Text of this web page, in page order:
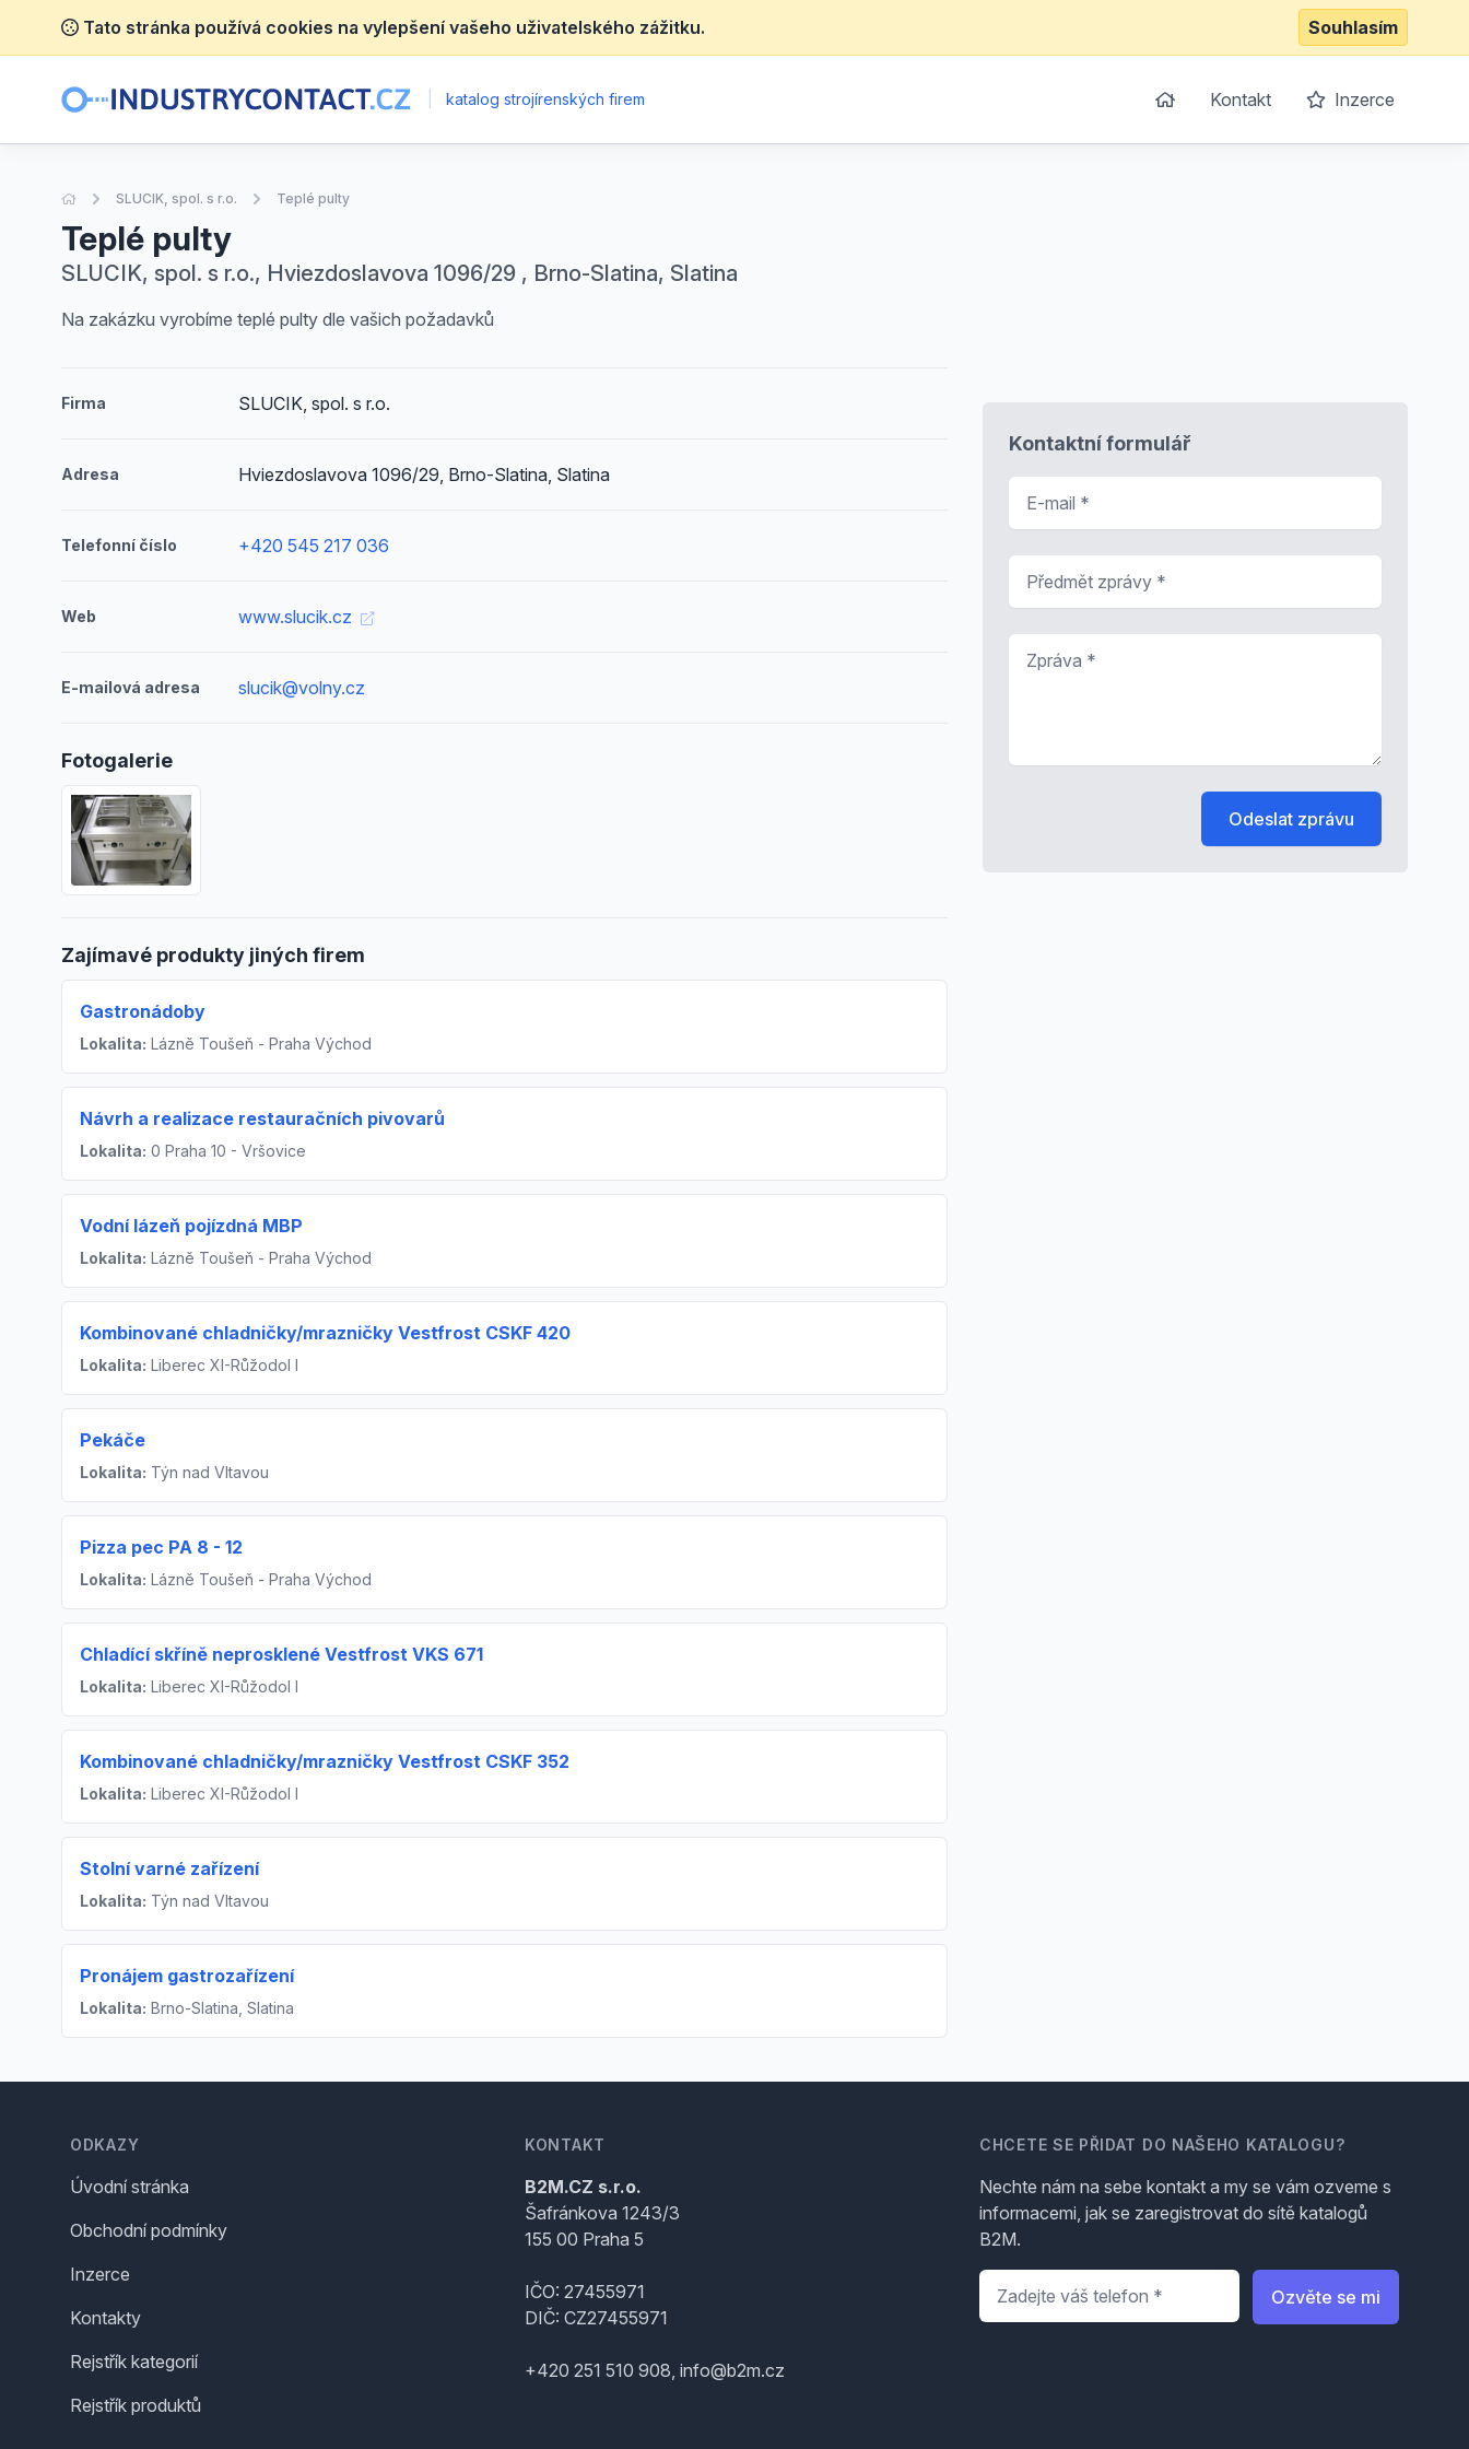
Tato stránka používá cookies na vylepšení vašeho uživatelského zážitku. Souhlasím
katalog strojírenských firem Kontakt Inzerce
Úvodní stránka
SLUCIK, spol. s r.o. Teplé pulty
Teplé pulty
SLUCIK, spol. s r.o., Hviezdoslavova 1096/29 , Brno-Slatina, Slatina
Na zakázku vyrobíme teplé pulty dle vašich požadavků
Firma SLUCIK, spol. s r.o.
Adresa Hviezdoslavova 1096/29, Brno-Slatina, Slatina
Telefonní číslo +420 545 217 036
Web www.slucik.cz
E-mailová adresa slucik@volny.cz
Fotogalerie
Zajímavé produkty jiných firem
Gastronádoby
Lokalita: Lázně Toušeň - Praha Východ
Návrh a realizace restauračních pivovarů
Lokalita: 0 Praha 10 - Vršovice
Vodní lázeň pojízdná MBP
Lokalita: Lázně Toušeň - Praha Východ
Kombinované chladničky/mrazničky Vestfrost CSKF 420
Lokalita: Liberec XI-Růžodol I
Pekáče
Lokalita: Týn nad Vltavou
Pizza pec PA 8 - 12
Lokalita: Lázně Toušeň - Praha Východ
Chladící skříně neprosklené Vestfrost VKS 671
Lokalita: Liberec XI-Růžodol I
Kombinované chladničky/mrazničky Vestfrost CSKF 352
Lokalita: Liberec XI-Růžodol I
Stolní varné zařízení
Lokalita: Týn nad Vltavou
Pronájem gastrozařízení
Lokalita: Brno-Slatina, Slatina
Kontaktní formulář
Odeslat zprávu
ODKAZY
Úvodní stránka
Obchodní podmínky
Inzerce
Kontakty
Rejstřík kategorií
Rejstřík produktů
KONTAKT
B2M.CZ s.r.o.
Šafránkova 1243/3
155 00 Praha 5
IČO: 27455971
DIČ: CZ27455971
+420 251 510 908, info@b2m.cz
CHCETE SE PŘIDAT DO NAŠEHO KATALOGU?
Nechte nám na sebe kontakt a my se vám ozveme s
informacemi, jak se zaregistrovat do sítě katalogů
B2M.
Telefon
Ozvěte se mi